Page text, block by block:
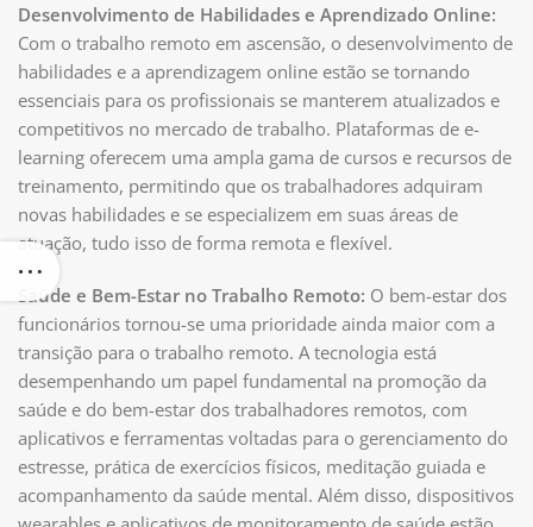
Desenvolvimento de Habilidades e Aprendizado Online:
Com o trabalho remoto em ascensão, o desenvolvimento de
habilidades e a aprendizagem online estão se tornando
essenciais para os profissionais se manterem atualizados e
competitivos no mercado de trabalho. Plataformas de e-
learning oferecem uma ampla gama de cursos e recursos de
treinamento, permitindo que os trabalhadores adquiram
novas habilidades e se especializem em suas áreas de
atuação, tudo isso de forma remota e flexível.
Saúde e Bem-Estar no Trabalho Remoto: O bem-estar dos
funcionários tornou-se uma prioridade ainda maior com a
transição para o trabalho remoto. A tecnologia está
desempenhando um papel fundamental na promoção da
saúde e do bem-estar dos trabalhadores remotos, com
aplicativos e ferramentas voltadas para o gerenciamento do
estresse, prática de exercícios físicos, meditação guiada e
acompanhamento da saúde mental. Além disso, dispositivos